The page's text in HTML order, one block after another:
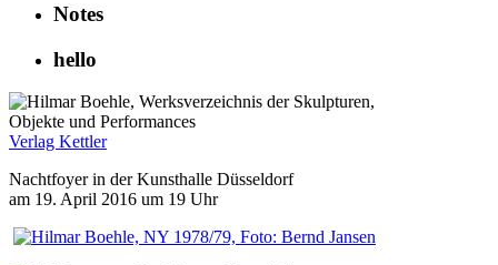
Notes
hello
Verlag Kettler
Nachtfoyer in der Kunsthalle Düsseldorf
am 19. April 2016 um 19 Uhr